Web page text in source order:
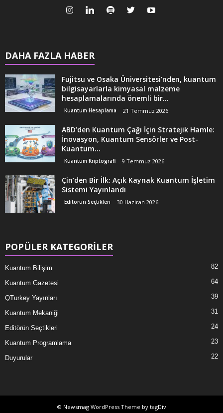
DAHA FAZLA HABER
Fujitsu ve Osaka Üniversitesi’nden, kuantum
bilgisayarlarla kimyasal malzeme
hesaplamalarında önemli bir...
Kuantum Hesaplama 21 Temmuz 2026
ABD’den Kuantum Çağı İçin Stratejik Hamle:
İnovasyon, Kuantum Sensörler ve Post-
Kuantum...
Kuantum Kriptografi 9 Temmuz 2026
Çin’den Bir İlk: Açık Kaynak Kuantum İşletim
Sistemi Yayınlandı
Editörün Seçtikleri 30 Haziran 2026
POPÜLER KATEGORİLER
Kuantum Bilişim 82
Kuantum Gazetesi 64
QTurkey Yayınları 39
Kuantum Mekaniği 31
Editörün Seçtikleri 24
Kuantum Programlama 23
Duyurular 22
© Newsmag WordPress Theme by tagDiv